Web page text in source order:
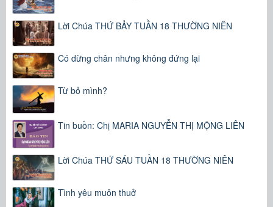
Lời Chúa THỨ BẢY TUẦN 18 THƯỜNG NIÊN
Có dừng chân nhưng không đứng lại
Từ bỏ mình?
Tin buồn: Chị MARIA NGUYỄN THỊ MỘNG LIÊN
Lời Chúa THỨ SÁU TUẦN 18 THƯỜNG NIÊN
Tình yêu muôn thuở